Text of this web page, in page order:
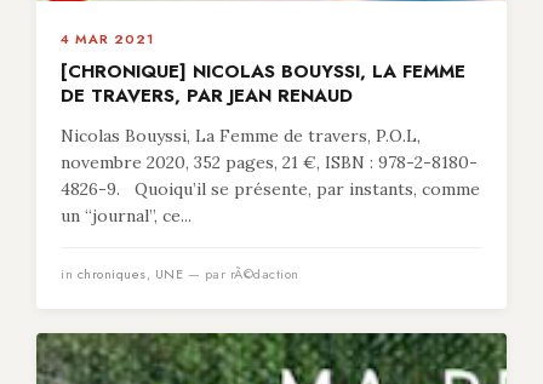
4 MAR 2021
[CHRONIQUE] NICOLAS BOUYSSI, LA FEMME
DE TRAVERS, PAR JEAN RENAUD
Nicolas Bouyssi, La Femme de travers, P.O.L,
novembre 2020, 352 pages, 21 €, ISBN : 978-2-8180-
4826-9. Quoiqu’il se présente, par instants, comme
un “journal”, ce...
in chroniques, UNE — par rÃ©daction